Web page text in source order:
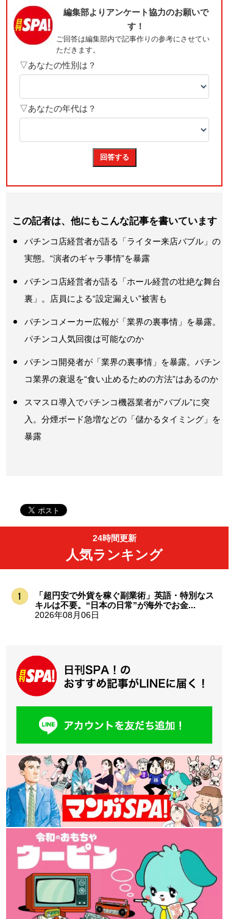
この記者は、他にもこんな記事を書いています
パチンコ店経営者が語る「ライター来店バブル」の
実態。“演者のギャラ事情”を暴露
パチンコ店経営者が語る「ホール経営の壮絶な舞台
裏」。店員による“設定漏えい”被害も
パチンコメーカー広報が「業界の裏事情」を暴露。
パチンコ人気回復は可能なのか
パチンコ開発者が「業界の裏事情」を暴露。パチン
コ業界の衰退を“食い止めるための方法”はあるのか
スマスロ導入でパチンコ機器業者が‟バブル”に突
入。分煙ボード急増などの「儲かるタイミング」を
暴露
24時間更新
人気ランキング
「超円安で外貨を稼ぐ副業術」英語・特別なス
キルは不要。“日本の日常”が海外でお金...
2026年08月06日